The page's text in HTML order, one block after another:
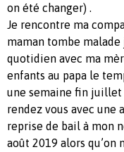
on été changer) .
Je rencontre ma
maman tombe malade
quotidien avec ma
enfants au papa le
une semaine fin juillet
rendez vous avec une
reprise de bail à mon
août 2019 alors qu’on